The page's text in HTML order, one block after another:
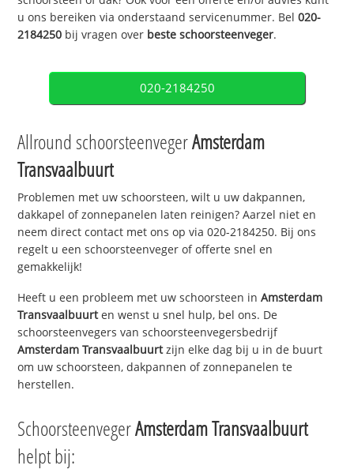
u ons bereiken via onderstaand servicenummer. Bel020-
2184250 bij vragen over beste schoorsteenveger.
020-2184250
Allround schoorsteenvegerAmsterdam
Transvaalbuurt
Problemen met uw schoorsteen, wilt u uw dakpannen,
dakkapel of zonnepanelen laten reinigen? Aarzel niet en
neem direct contact met ons op via 020-2184250. Bij ons
regelt u een schoorsteenveger of offerte snel en
gemakkelijk!
Heeft u een probleem met uw schoorsteen inAmsterdam
Transvaalbuurten wenst u snel hulp, bel ons. De
schoorsteenvegers van schoorsteenvegersbedrijf
Amsterdam Transvaalbuurtzijn elke dag bij u in de buurt
om uw schoorsteen, dakpannen of zonnepanelen te
herstellen.
SchoorsteenvegerAmsterdam Transvaalbuurt
helpt bij: